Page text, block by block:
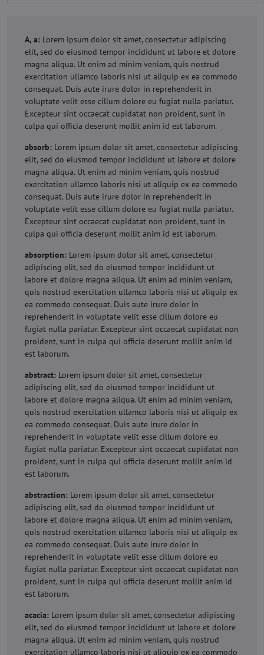
A, a: Lorem ipsum dolor sit amet, consectetur adipiscing
elit, sed do eiusmod tempor incididunt ut labore et dolore
magna aliqua. Ut enim ad minim veniam, quis nostrud
exercitation ullamco laboris nisi ut aliquip ex ea commodo
consequat. Duis aute irure dolor in reprehenderit in
voluptate velit esse cillum dolore eu fugiat nulla pariatur.
Excepteur sint occaecat cupidatat non proident, sunt in
culpa qui officia deserunt mollit anim id est laborum.
absorb: Lorem ipsum dolor sit amet, consectetur adipiscing
elit, sed do eiusmod tempor incididunt ut labore et dolore
magna aliqua. Ut enim ad minim veniam, quis nostrud
exercitation ullamco laboris nisi ut aliquip ex ea commodo
consequat. Duis aute irure dolor in reprehenderit in
voluptate velit esse cillum dolore eu fugiat nulla pariatur.
Excepteur sint occaecat cupidatat non proident, sunt in
culpa qui officia deserunt mollit anim id est laborum.
absorption: Lorem ipsum dolor sit amet, consectetur
adipiscing elit, sed do eiusmod tempor incididunt ut
labore et dolore magna aliqua. Ut enim ad minim veniam,
quis nostrud exercitation ullamco laboris nisi ut aliquip ex
ea commodo consequat. Duis aute irure dolor in
reprehenderit in voluptate velit esse cillum dolore eu
fugiat nulla pariatur. Excepteur sint occaecat cupidatat non
proident, sunt in culpa qui officia deserunt mollit anim id
est laborum.
abstract: Lorem ipsum dolor sit amet, consectetur
adipiscing elit, sed do eiusmod tempor incididunt ut
labore et dolore magna aliqua. Ut enim ad minim veniam,
quis nostrud exercitation ullamco laboris nisi ut aliquip ex
ea commodo consequat. Duis aute irure dolor in
reprehenderit in voluptate velit esse cillum dolore eu
fugiat nulla pariatur. Excepteur sint occaecat cupidatat non
proident, sunt in culpa qui officia deserunt mollit anim id
est laborum.
abstraction: Lorem ipsum dolor sit amet, consectetur
adipiscing elit, sed do eiusmod tempor incididunt ut
labore et dolore magna aliqua. Ut enim ad minim veniam,
quis nostrud exercitation ullamco laboris nisi ut aliquip ex
ea commodo consequat. Duis aute irure dolor in
reprehenderit in voluptate velit esse cillum dolore eu
fugiat nulla pariatur. Excepteur sint occaecat cupidatat non
proident, sunt in culpa qui officia deserunt mollit anim id
est laborum.
acacia: Lorem ipsum dolor sit amet, consectetur adipiscing
elit, sed do eiusmod tempor incididunt ut labore et dolore
magna aliqua. Ut enim ad minim veniam, quis nostrud
exercitation ullamco laboris nisi ut aliquip ex ea commodo